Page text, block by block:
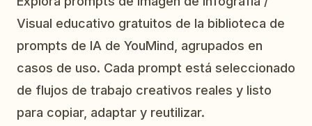
Visual educativo gratuitos de la biblioteca de
prompts de IA de YouMind, agrupados en
casos de uso. Cada prompt está seleccionado
de flujos de trabajo creativos reales y listo
para copiar, adaptar y reutilizar.